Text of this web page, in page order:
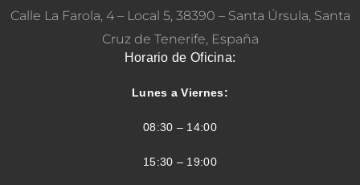
Calle La Farola, 4 – Local 5, 38390 – Santa Úrsula, Santa
Cruz de Tenerife, España
Horario de Oficina:
Lunes a Viernes:
08:30 – 14:00
15:30 – 19:00